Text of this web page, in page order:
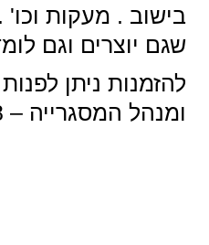
בישוב . מעקות
שגם יוצרים וגם
להזמנות ניתן
ומנהל המסגרייה – 0505912708